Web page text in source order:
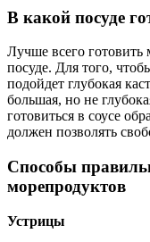
В какой посуде
Лучше всего
посуде. Для того,
подойдет глубокая
большая, но не
готовиться в соусе
должен позволять
Способы
морепродуктов
Устрицы